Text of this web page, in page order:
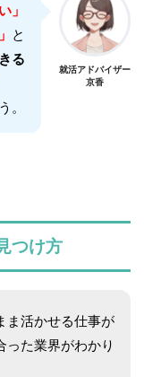
」
と
る
。
就活アドバイザー
京香
つけ方
ま活かせる仕事が
った業界がわかり